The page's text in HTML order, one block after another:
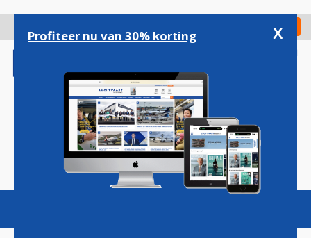
gaan
Check in
Magazine Podcasts Vacatures
Profiteer nu van 30% korting x